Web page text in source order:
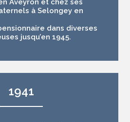
Aveyron et chez ses
à Selongey en
dans diverses
jusqu’en 1945.
1941